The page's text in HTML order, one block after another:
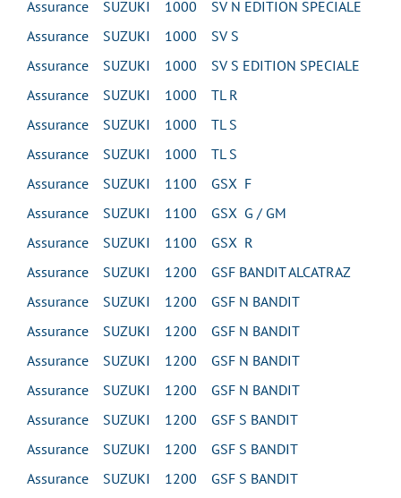
Assurance SUZUKI 1000 SV N EDITION SPECIALE
Assurance SUZUKI 1000 SV S
Assurance SUZUKI 1000 SV S EDITION SPECIALE
Assurance SUZUKI 1000 TL R
Assurance SUZUKI 1000 TL S
Assurance SUZUKI 1000 TL S
Assurance SUZUKI 1100 GSX F
Assurance SUZUKI 1100 GSX G / GM
Assurance SUZUKI 1100 GSX R
Assurance SUZUKI 1200 GSF BANDIT ALCATRAZ
Assurance SUZUKI 1200 GSF N BANDIT
Assurance SUZUKI 1200 GSF N BANDIT
Assurance SUZUKI 1200 GSF N BANDIT
Assurance SUZUKI 1200 GSF N BANDIT
Assurance SUZUKI 1200 GSF S BANDIT
Assurance SUZUKI 1200 GSF S BANDIT
Assurance SUZUKI 1200 GSF S BANDIT